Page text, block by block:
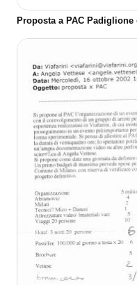
Proposta a PAC